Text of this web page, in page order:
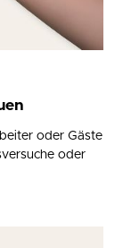
oder Gäste
oder